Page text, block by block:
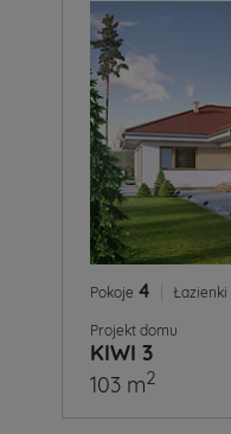
Pokoje 4 Łazienki
Projekt domu
KIWI 3
103 m2